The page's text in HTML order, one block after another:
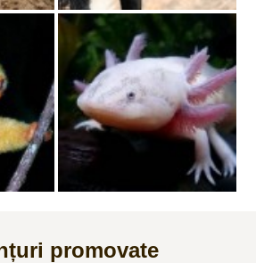
promovate